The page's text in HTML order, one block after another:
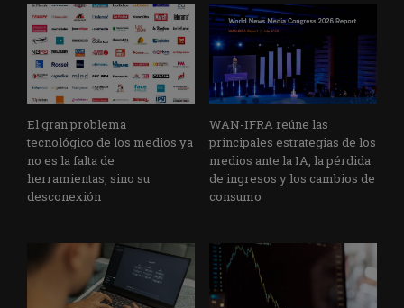
El gran problema
tecnológico de los medios ya
no es la falta de
herramientas, sino su
desconexión
WAN-IFRA reúne las
principales estrategias de los
medios ante la IA, la pérdida
de ingresos y los cambios de
consumo